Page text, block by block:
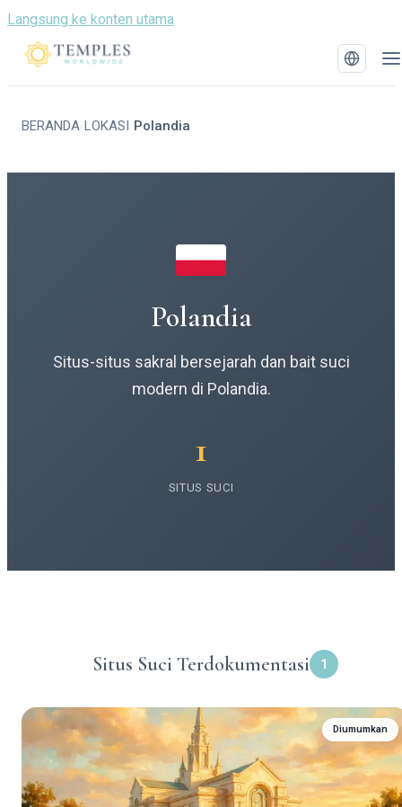
Langsung ke konten utama
BERANDA/LOKASI / Polandia
Polandia
Situs-situs sakral bersejarah dan bait suci
modern di Polandia.
1
SITUS SUCI
Situs Suci Terdokumentasi 1
Diumumkan